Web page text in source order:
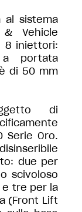
al sistema
& Vehicle
8 iniettori:
portata
di 50 mm
di
Serie Oro.
due per
scivoloso
e tre per la
(Front Lift